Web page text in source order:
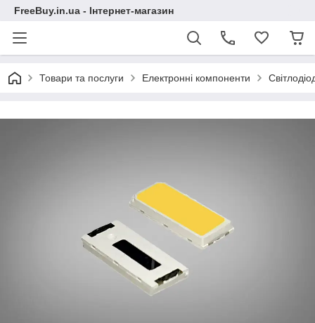
FreeBuy.in.ua - Інтернет-магазин
Товари та послуги Електронні компоненти